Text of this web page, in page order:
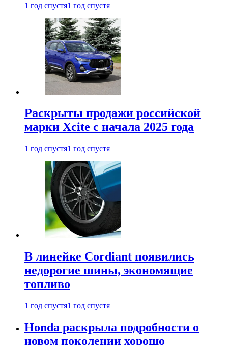
1 год спустя1 год спустя
Раскрыты продажи российской
марки Xcite с начала 2025 года
1 год спустя1 год спустя
В линейке Cordiant появились
недорогие шины, экономящие
топливо
1 год спустя1 год спустя
Honda раскрыла подробности о
новом поколении хорошо